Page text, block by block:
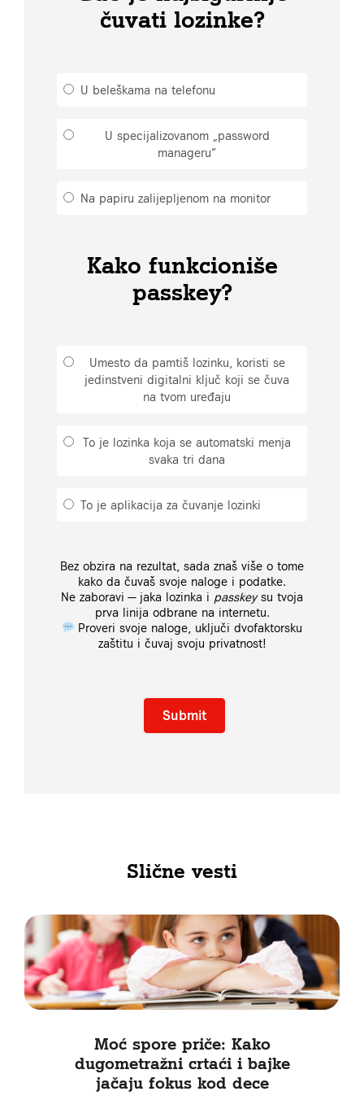
čuvati lozinke?
U beleškama na telefonu
U specijalizovanom „password
manageru“
Na papiru zalijepljenom na monitor
Kako funkcioniše
passkey?
Umesto da pamtiš lozinku, koristi se
jedinstveni digitalni ključ koji se čuva
na tvom uređaju
To je lozinka koja se automatski menja
svaka tri dana
To je aplikacija za čuvanje lozinki
Bez obzira na rezultat, sada znaš više o tome
kako da čuvaš svoje naloge i podatke.
Ne zaboravi — jaka lozinka i passkeysu tvoja
prva linija odbrane na internetu.
Proveri svoje naloge, uključi dvofaktorsku
zaštitu i čuvaj svoju privatnost!
Slične vesti
Moć spore priče: Kako
dugometražni crtaći i bajke
jačaju fokus kod dece